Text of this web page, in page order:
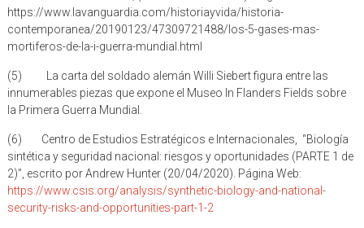
contemporanea/20190123/47309721488/los-5-gases-mas-
mortiferos-de-la-i-guerra-mundial.html
innumerables piezas que expone el Museo In Flanders Fields sobre
la Primera Guerra Mundial.
sintética y seguridad nacional: riesgos y oportunidades (PARTE 1 de
2)”, escrito por Andrew Hunter (20/04/2020). Página Web:
https://www.csis.org/analysis/synthetic-biology-and-national-
security-risks-and-opportunities-part-1-2